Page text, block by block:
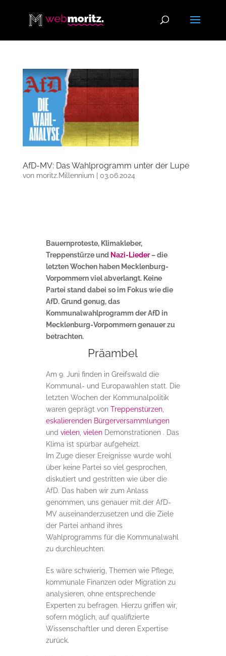
AfD-MV: Das Wahlprogramm unter der Lupe
von moritz.Millennium 03.06.2024
Bauernproteste, Klimakleber,
Treppenstürze und Nazi-Lieder– die
letzten Wochen haben Mecklenburg-
Vorpommern viel abverlangt. Keine
Partei stand dabei so im Fokus wie die
AfD. Grund genug, das
Kommunalwahlprogramm der AfD in
Mecklenburg-Vorpommern genauer zu
betrachten.
Präambel
Am 9. Juni finden in Greifswald die
Kommunal- und Europawahlen statt. Die
letzten Wochen der Kommunalpolitik
waren geprägt von Treppenstürzen,
eskalierenden Bürgerversammlungen
und vielen, vielenDemonstrationen . Das
Klima ist spürbar aufgeheizt.
Im Zuge dieser Ereignisse wurde wohl
über keine Partei so viel gesprochen,
diskutiert und gestritten wie über die
AfD. Das haben wir zum Anlass
genommen, uns genauer mit der AfD-
MV auseinanderzusetzen und die Ziele
der Partei anhand ihres
Wahlprogramms für die Kommunalwahl
zu durchleuchten.
Es wäre schwierig, Themen wie Pflege,
kommunale Finanzen oder Migration zu
analysieren, ohne entsprechende
Experten zu befragen. Hierzu griffen wir,
sofern möglich, auf qualifizierte
Wissenschaftler und deren Expertise
zurück.